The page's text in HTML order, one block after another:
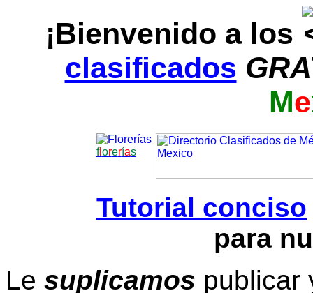
¡Bienvenido a los
clasificados
Me
florerías
Tutorial conciso
para
Le suplicamos publicar